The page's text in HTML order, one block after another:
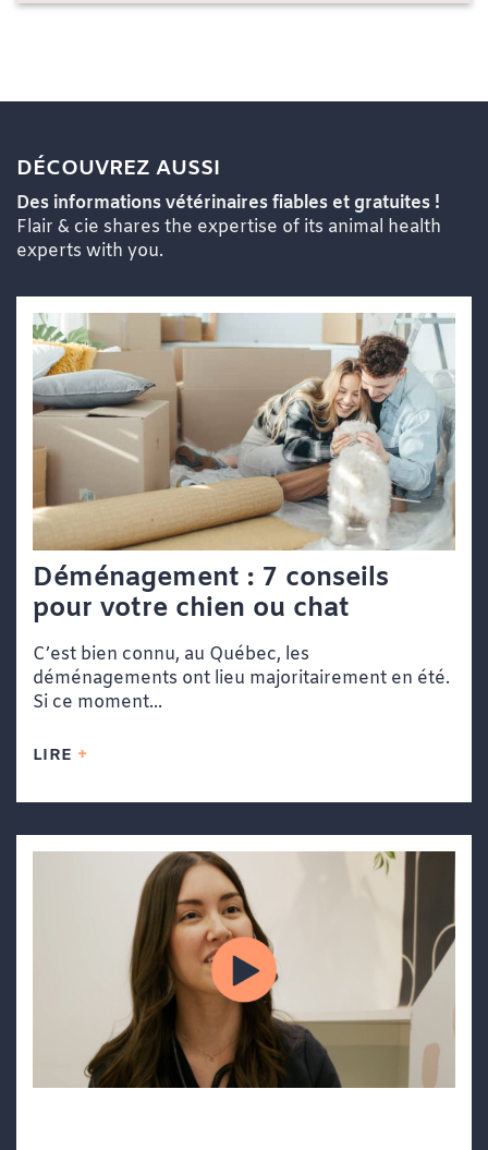
DÉCOUVREZ AUSSI
Des informations vétérinaires fiables et gratuites !
Flair & cie shares the expertise of its animal health
experts with you.
Déménagement : 7 conseils
pour votre chien ou chat
C’est bien connu, au Québec, les
déménagements ont lieu majoritairement en été.
Si ce moment...
LIRE